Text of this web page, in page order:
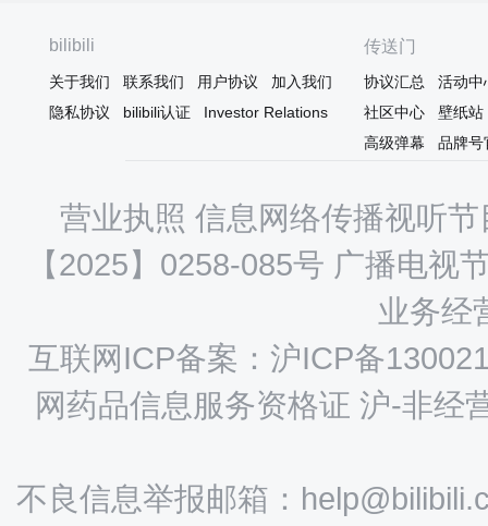
了断），承认自己存在才有理由继
从选择，才会暴躁，以最强的名誉
安抚自己，制造出跟自己一样来路
的克隆宝可梦以依靠，甚至想让克
bilibili
关于我们 联系我们 用户协议
加入我们
隐私协议
bilibili认证 Investor Relations
传送门
协议汇总
活动中
社区中心
壁纸站
高级弹幕
品牌号
营业执照 信息网络传播视听
【2025】0258-085号 广播电视
业务经
互联网ICP备案：沪ICP备
网药品信息服务资格证 沪-非经
不良信息举报邮箱：